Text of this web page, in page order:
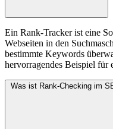
Ein Rank-Tracker ist eine
Webseiten in den
bestimmte Keywords
hervorragendes Beispiel für
Was ist Rank-Checking im